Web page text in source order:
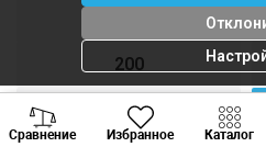
200
230
Сравнение Избранное Каталог